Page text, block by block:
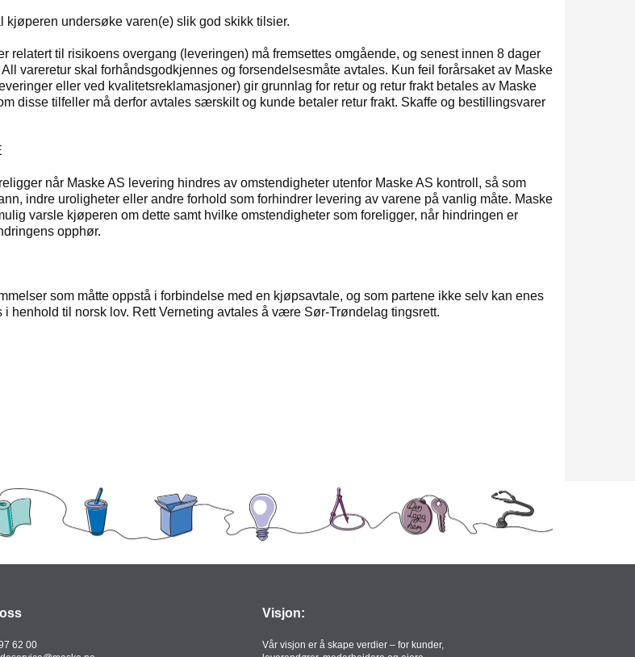
kjøperen undersøke varen(e) slik god skikk tilsier.
relatert til risikoens overgang (leveringen) må fremsettes omgående, og senest innen 8 dager
All vareretur skal forhåndsgodkjennes og forsendelsesmåte avtales. Kun feil forårsaket av Maske
eller ved kvalitetsreklamasjoner) gir grunnlag for retur og retur frakt betales av Maske
disse tilfeller må derfor avtales særskilt og kunde betaler retur frakt. Skaffe og bestillingsvarer
når Maske AS levering hindres av omstendigheter utenfor Maske AS kontroll, så som
indre uroligheter eller andre forhold som forhindrer levering av varene på vanlig måte. Maske
varsle kjøperen om dette samt hvilke omstendigheter som foreligger, når hindringen er
opphør.
som måtte oppstå i forbindelse med en kjøpsavtale, og som partene ikke selv kan enes
i henhold til norsk lov. Rett Verneting avtales å være Sør-Trøndelag tingsrett.
62 00
Visjon:
Vår visjon er å skape verdier – for kunder,